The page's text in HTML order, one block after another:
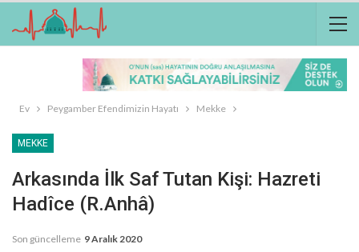
Ev Peygamber Efendimizin Hayatı Mekke
MEKKE
Arkasında İlk Saf Tutan Kişi: Hazreti
Hadîce (r.anhâ)
Son güncelleme 9 Aralık 2020